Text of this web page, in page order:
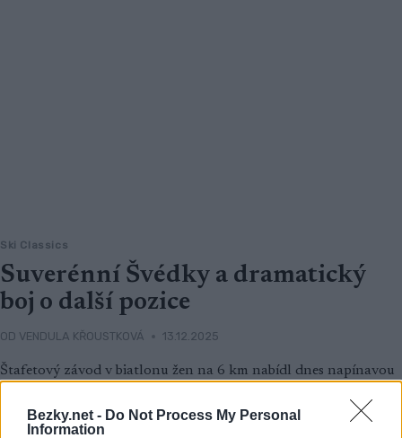
Bezky.net - Do Not Process My Personal
Information
Ski Classics
Suverénní Švédky a dramatický
boj o další pozice
OD VENDULA KŘOUSTKOVÁ 13.12.2025
Štafetový závod v biatlonu žen na 6 km nabídl dnes napínavou